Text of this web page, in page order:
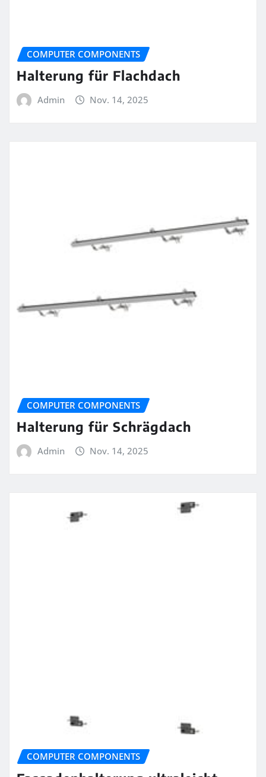
COMPUTER COMPONENTS
Halterung für Flachdach
Admin Nov. 14, 2025
COMPUTER COMPONENTS
Halterung für Schrägdach
Admin Nov. 14, 2025
COMPUTER COMPONENTS